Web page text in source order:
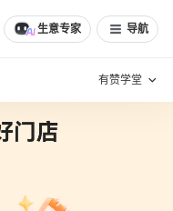
生意专家 导航
有赞学堂
分享